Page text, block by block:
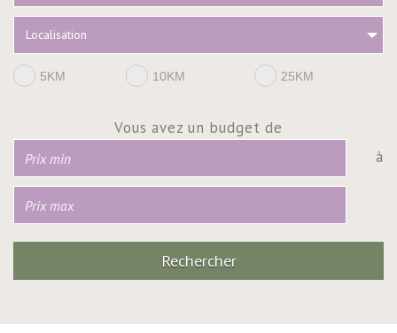
Localisation
5KM 10KM 25KM
Vous avez un budget de
à
Rechercher